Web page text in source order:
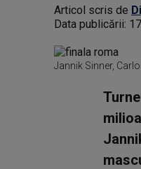
Articol scris de
Data publicării:
Jannik Sinner,